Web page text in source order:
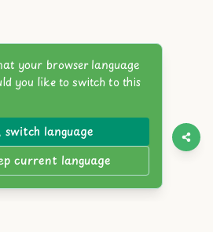
your browser language
you like to switch to this
switch language
current language